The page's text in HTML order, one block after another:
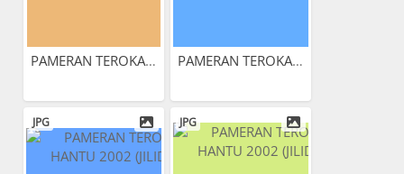
PAMERAN TEROKAI HANTU 2002... PAMERAN TEROKAI HANTU 2002...
JPG JPG